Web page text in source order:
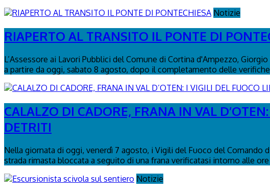
Notizie
RIAPERTO AL TRANSITO IL PONTE DI
L’Assessore ai Lavori Pubblici del Comune di Cortina d'Ampezzo,
a partire da oggi, sabato 8 agosto, dopo il completamento delle
CALALZO DI CADORE, FRANA IN VAL
DETRITI
Nella giornata di oggi, venerdì 7 agosto, i Vigili del Fuoco del Comando
strada rimasta bloccata a seguito di una frana verificatasi intorno alle ore
Notizie